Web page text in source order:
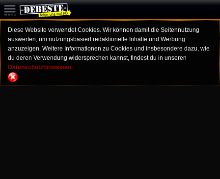
Diese Website verwendet Cookies. Wir können damit die Seitennutzung
auswerten, um nutzungsbasiert redaktionelle Inhalte und Werbung
anzuzeigen. Weitere Informationen zu Cookies und insbesondere dazu, wie
du deren Verwendung widersprechen kannst, findest du in unseren
Datenschutzhinweisen.